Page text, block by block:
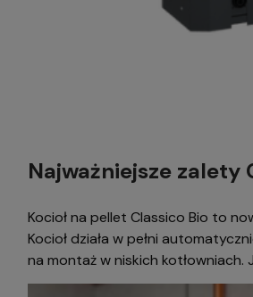
Najważniejsze zalety
Kocioł na pellet Classico Bio to
Kocioł działa w pełni
na montaż w niskich